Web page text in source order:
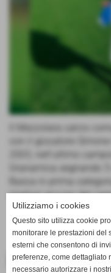
Il Mezzolara calcio
con il giocatore
2003, nell'ultimo
Granamica segnando
Basca in prima
migliori giovani del
<< PRECEDENTE
Utilizziamo i cookies
Questo sito utilizza cookie
monitorare le prestazioni del
esterni che consentono di
preferenze, come dettagliato
necessario autorizzare i